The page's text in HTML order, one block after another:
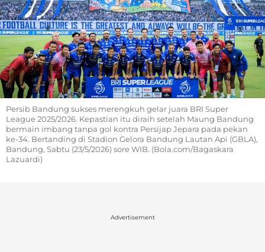
Persib Bandung sukses merengkuh gelar juara BRI Super
League 2025/2026. Kepastian itu diraih setelah Maung Bandung
bermain imbang tanpa gol kontra Persijap Jepara pada pekan
ke-34. Bertanding di Stadion Gelora Bandung Lautan Api (GBLA),
Bandung, Sabtu (23/5/2026) sore WIB. (Bola.com/Bagaskara
Lazuardi)
Advertisement